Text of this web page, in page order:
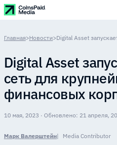
Главная>Новости>
Digital Asset
сеть для
финансовых
10 мая, 2023 · Обновлено: 21 апреля,
Марк Валерштейн Media Contributor